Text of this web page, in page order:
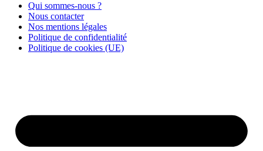
Qui sommes-nous ?
Nous contacter
Nos mentions légales
Politique de confidentialité
Politique de cookies (UE)